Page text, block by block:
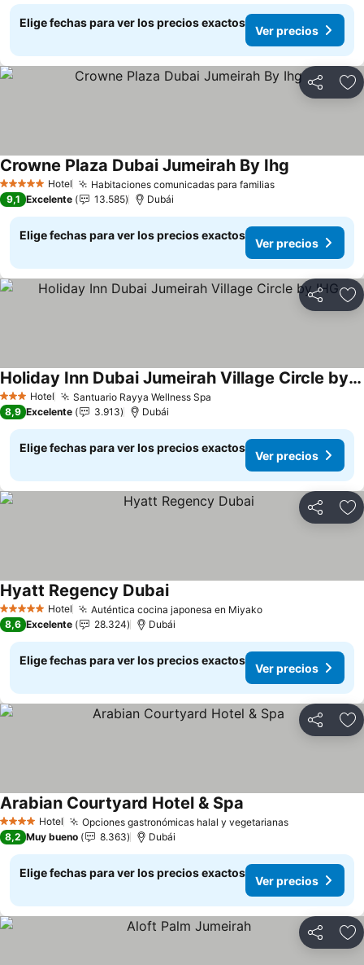
Elige fechas para ver los precios exactos
Ver precios
Compartir
5 Estrellas Hotel Habitaciones comunicadas para familias
Crowne Plaza Dubai Jumeirah By Ihg
9,1 Excelente 13.585 Dubái
Elige fechas para ver los precios exactos
Ver precios
Compartir
3 Estrellas
Hotel Santuario Rayya Wellness Spa
Holiday Inn Dubai Jumeirah Village Circle by IHG
8,9 Excelente 3.913 Dubái
Elige fechas para ver los precios exactos
Ver precios
Compartir
5 Estrellas Hotel Auténtica cocina japonesa en Miyako
Hyatt Regency Dubai
8,6 Excelente 28.324 Dubái
Elige fechas para ver los precios exactos
Ver precios
Compartir
4 EstrellasHotel Opciones gastronómicas halal y vegetarianas
Arabian Courtyard Hotel & Spa
8,2 Muy bueno 8.363 Dubái
Elige fechas para ver los precios exactos
Ver precios
Compartir